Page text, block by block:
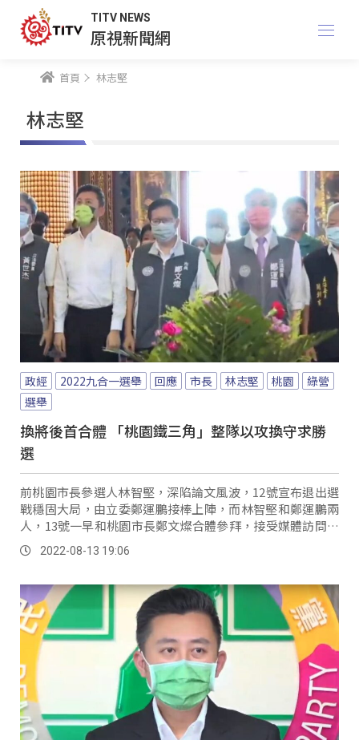
TITV NEWS
原視新聞網
首頁 林志堅
林志堅
政經 2022九合一選舉 回應 市長 林志堅 桃園
綠營
選舉
換將後首合體 「桃園鐵三角」整隊以攻換守求勝
選
前桃園市長參選人林智堅，深陷論文風波，12號宣布退出選
戰穩固大局，由立委鄭運鵬接棒上陣，而林智堅和鄭運鵬兩
人，13號一早和桃園市長鄭文燦合體參拜，接受媒體訪問時
鄭文燦表示，桃園隊有高度韌性，會迅速整隊變換隊形，桃
園一定要贏。
2022-08-13 19:06